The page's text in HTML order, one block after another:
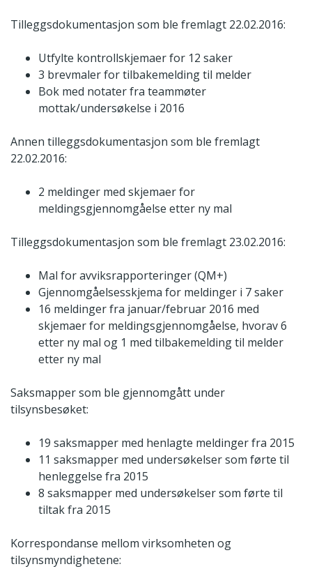
Tilleggsdokumentasjon som ble fremlagt 22.02.2016:
Utfylte kontrollskjemaer for 12 saker
3 brevmaler for tilbakemelding til melder
Bok med notater fra teammøter
mottak/undersøkelse i 2016
Annen tilleggsdokumentasjon som ble fremlagt
22.02.2016:
2 meldinger med skjemaer for
meldingsgjennomgåelse etter ny mal
Tilleggsdokumentasjon som ble fremlagt 23.02.2016:
Mal for avviksrapporteringer (QM+)
Gjennomgåelsesskjema for meldinger i 7 saker
16 meldinger fra januar/februar 2016 med
skjemaer for meldingsgjennomgåelse, hvorav 6
etter ny mal og 1 med tilbakemelding til melder
etter ny mal
Saksmapper som ble gjennomgått under
tilsynsbesøket:
19 saksmapper med henlagte meldinger fra 2015
11 saksmapper med undersøkelser som førte til
henleggelse fra 2015
8 saksmapper med undersøkelser som førte til
tiltak fra 2015
Korrespondanse mellom virksomheten og
tilsynsmyndighetene: